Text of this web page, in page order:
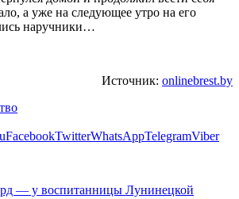
а уже на следующее утро на его
наручники…
Источник: onlinebrest.by
FacebookTwitterWhatsAppTelegramViber
— у воспитанницы Лунинецкой